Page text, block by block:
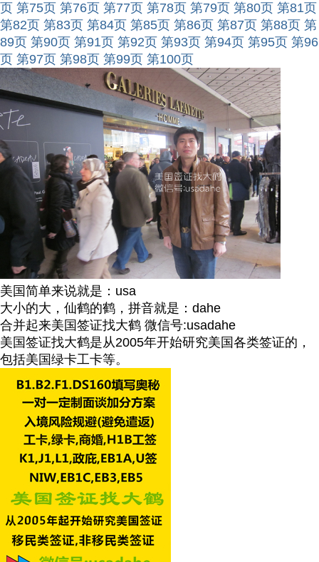
页 第75页 第76页 第77页 第78页 第79页 第80页 第81页
第82页 第83页 第84页 第85页 第86页 第87页 第88页 第
89页 第90页 第91页 第92页 第93页 第94页 第95页 第96
页 第97页 第98页 第99页 第100页
美国简单来说就是：usa
大小的大，仙鹤的鹤，拼音就是：dahe
合并起来美国签证找大鹤 微信号:usadahe
美国签证找大鹤是从2005年开始研究美国各类签证的，
包括美国绿卡工卡等。